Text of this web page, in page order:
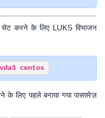
करने के लिए LUKS विभाजन
लिए पहले बनाया गया पासफ़्रेज़